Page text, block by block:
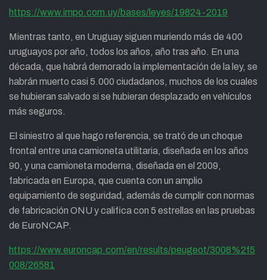
https://www.impo.com.uy/bases/leyes/19824-2019
Mientras tanto, en Uruguay siguen muriendo más de 400
uruguayos por año, todos los años, año tras año. En una
década, que habrá demorado la implementación de la ley, se
habrán muerto casi 5.000 ciudadanos, muchos de los cuales
se hubieran salvado si se hubieran desplazado en vehículos
más seguros.
El siniestro al que hago referencia, se trató de un choque
frontal entre una camioneta utilitaria, diseñada en los años
90, y una camioneta moderna, diseñada en el 2009,
fabricada en Europa, que cuenta con un amplio
equipamiento de seguridad, además de cumplir con normas
de fabricación ONU y califica con 5 estrellas en las pruebas
de EuroNCAP.
https://www.euroncap.com/en/results/peugeot/3008%2f5
008/26581